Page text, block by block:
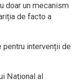
doar un mecanism
de facto a
pentru intervenții de
Național al